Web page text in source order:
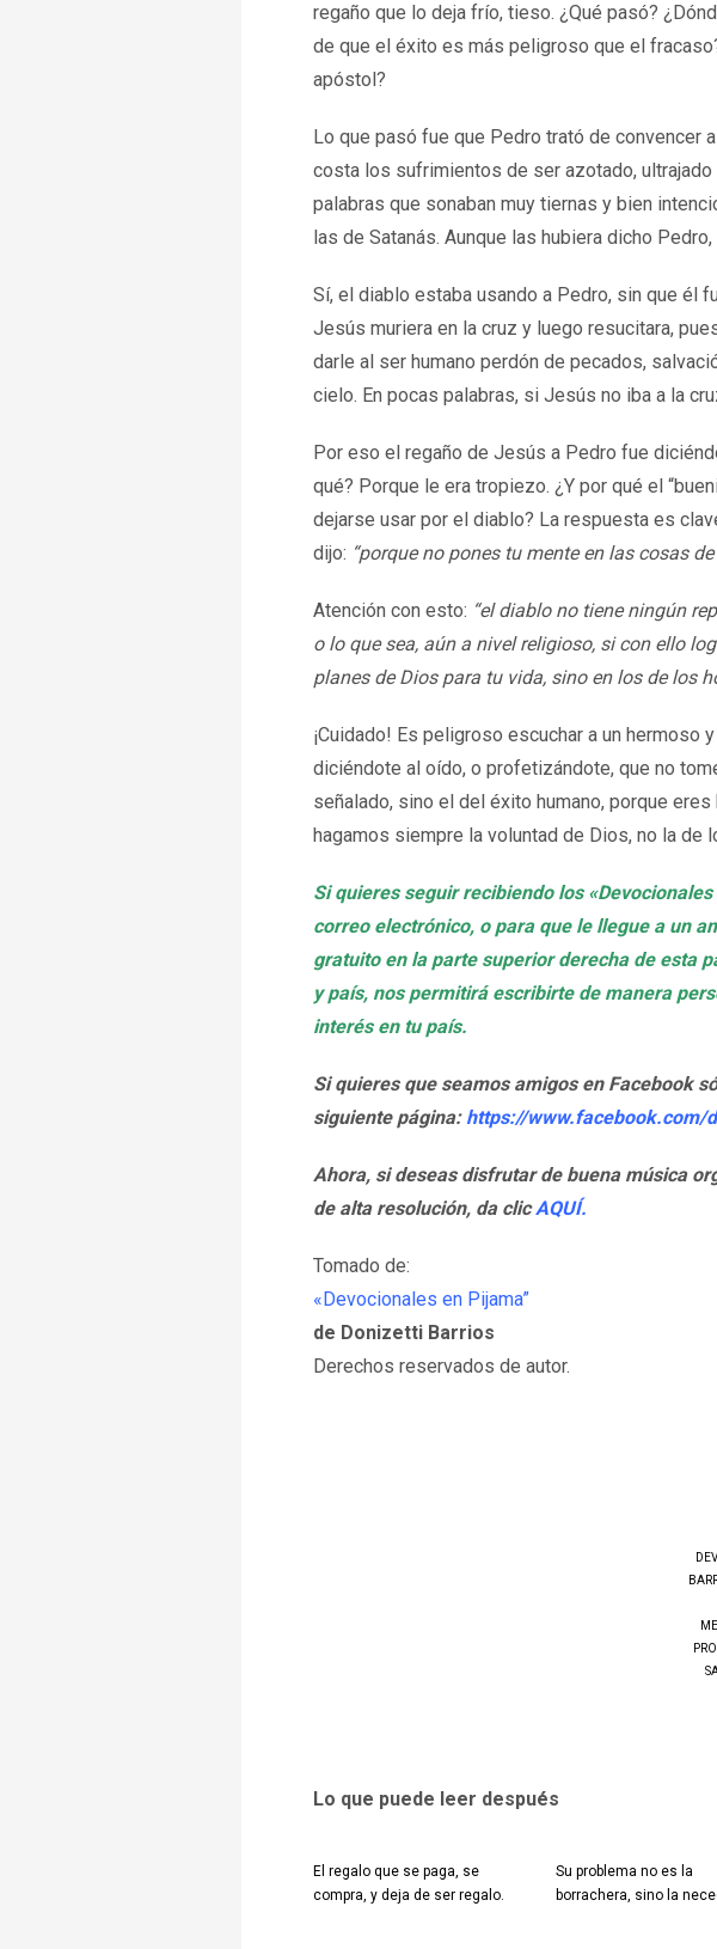
regaño que lo deja frío, tieso. ¿Qué pasó?
de que el éxito es más peligroso que el
apóstol?
Lo que pasó fue que Pedro trató de convencer
costa los sufrimientos de ser azotado,
palabras que sonaban muy tiernas y bien
las de Satanás. Aunque las hubiera dicho
Sí, el diablo estaba usando a Pedro, sin que él
Jesús muriera en la cruz y luego resucitara,
darle al ser humano perdón de pecados,
cielo. En pocas palabras, si Jesús no iba a la
Por eso el regaño de Jesús a Pedro fue
qué? Porque le era tropiezo. ¿Y por qué el
dejarse usar por el diablo? La respuesta es
dijo: “porque no pones tu mente en las cosas
Atención con esto: “el diablo no tiene ningún
o lo que sea, aún a nivel religioso, si con ello
planes de Dios para tu vida, sino en los de los
¡Cuidado! Es peligroso escuchar a un hermoso
diciéndote al oído, o profetizándote, que no
señalado, sino el del éxito humano, porque
hagamos siempre la voluntad de Dios, no la de
Si quieres seguir recibiendo los
correo electrónico, o para que le llegue a un
gratuito en la parte superior derecha de esta
y país, nos permitirá escribirte de manera
interés en tu país.
Si quieres que seamos amigos en Facebook
siguiente página: https://www.facebook.com/
Ahora, si deseas disfrutar de buena música
de alta resolución, da clicAQUÍ.
Tomado de:
«Devocionales en Pijama”
de Donizetti Barrios
Derechos reservados de autor.
Lo que puede leer después
El regalo que se paga, se
compra, y deja de ser regalo.
Su problema no es la
borrachera, sino la